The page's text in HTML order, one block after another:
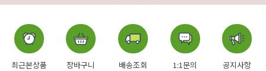
최근본상품 장바구니 배송조회 1:1문의 공지사항